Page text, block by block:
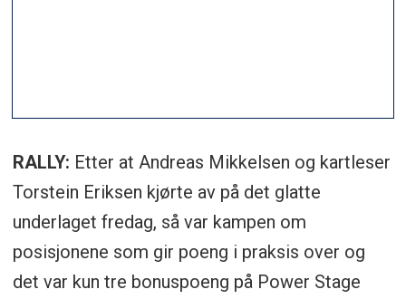
RALLY: Etter at Andreas Mikkelsen og kartleser
Torstein Eriksen kjørte av på det glatte
underlaget fredag, så var kampen om
posisjonene som gir poeng i praksis over og
det var kun tre bonuspoeng på Power Stage